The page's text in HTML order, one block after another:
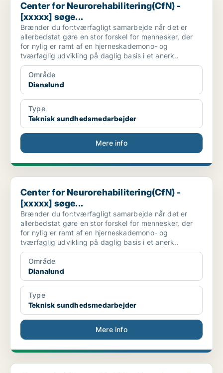
Center for Neurorehabilitering(CfN) -
[xxxxx] søge...
Brænder du for:tværfagligt samarbejde når det er
allerbedstat gøre en stor forskel for mennesker, der
for nylig er ramt af en hjerneskademono- og
tværfaglig udvikling på daglig basis i et anerk..
Område
Dianalund
Type
Teknisk sundhedsmedarbejder
Mere info
Center for Neurorehabilitering(CfN) - [xxxxx] søge...
Center for Neurorehabilitering(CfN) -
[xxxxx] søge...
Brænder du for:tværfagligt samarbejde når det er
allerbedstat gøre en stor forskel for mennesker, der
for nylig er ramt af en hjerneskademono- og
tværfaglig udvikling på daglig basis i et anerk..
Område
Dianalund
Type
Teknisk sundhedsmedarbejder
Mere info
Center for Neurorehabilitering - [xxxxx](CfN) søge...